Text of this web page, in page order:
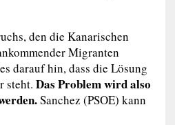
den die Kanarischen
Migranten
darauf hin, dass die Lösung
steht. Das Problem wird also
Sanchez (PSOE) kann